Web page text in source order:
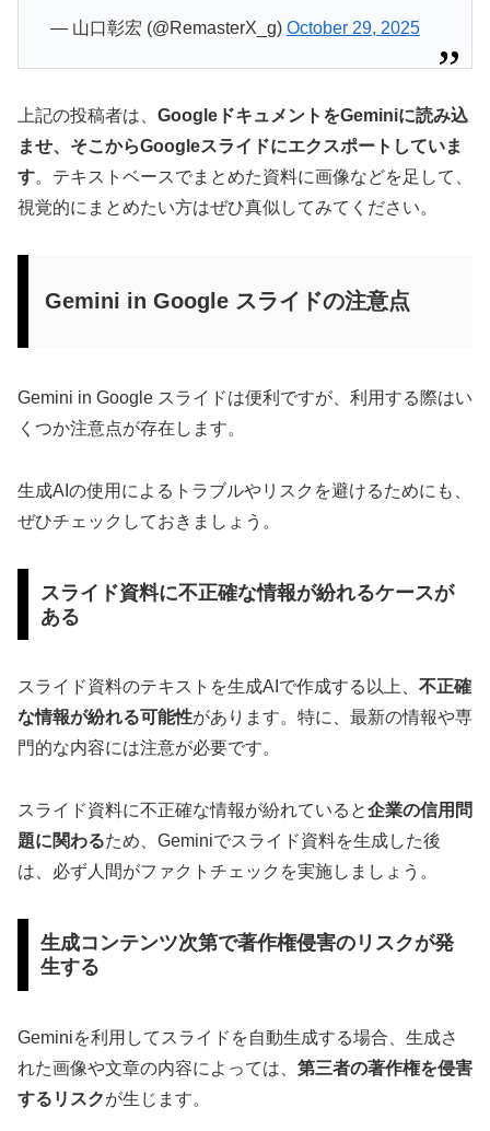
— 山口彰宏 (@RemasterX_g) October 29, 2025
上記の投稿者は、 GoogleドキュメントをGeminiに読み込
ませ、そこからGoogleスライドにエクスポートしていま
す。テキストベースでまとめた資料に画像などを足して、
視覚的にまとめたい方はぜひ真似してみてください。
Gemini in Google スライドの注意点
Gemini in Google スライドは便利ですが、利用する際はい
くつか注意点が存在します。
生成AIの使用によるトラブルやリスクを避けるためにも、
ぜひチェックしておきましょう。
スライド資料に不正確な情報が紛れるケースが
ある
スライド資料のテキストを生成AIで作成する以上、 不正確
な情報が紛れる可能性があります。特に、最新の情報や専
門的な内容には注意が必要です。
スライド資料に不正確な情報が紛れていると企業の信用問
題に関わるため、Geminiでスライド資料を生成した後
は、必ず人間がファクトチェックを実施しましょう。
生成コンテンツ次第で著作権侵害のリスクが発
生する
Geminiを利用してスライドを自動生成する場合、生成さ
れた画像や文章の内容によっては、 第三者の著作権を侵害
するリスクが生じます。